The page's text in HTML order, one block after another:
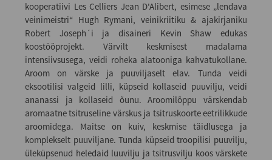
kooperatiivi Les Celliers Jean D'Alibert, esimese „lendava
veinimeistri“ Hugh Rymani, veinikriitiku & ajakirjaniku
Robert Joseph´i ja disaineri Kevin Shaw edukas
koostööprojekt. Värvilt keskmisest madalama
intensiivsusega, veidi roheka alatooniga kahvatukollane.
Aroom on värske ja puuviljaselt elav. Tunda veidi
eksootilisi valgeid lilli, küpseid kollaseid puuvilju, veidi
ananassi ja kollaseid õunu. Aroomilõppu värskendab
aromaatne tsitruseline värskus ja tsitruskoorte eetrilikkude
aroomidega. Maitse on kuiv, keskmise täidlusega ja
komplekselt puuviljane. Tunda küpseid troopilisi puuvilju,
üleküpsenud heledaid luuvilju ja tsitrusvilju koos värskete